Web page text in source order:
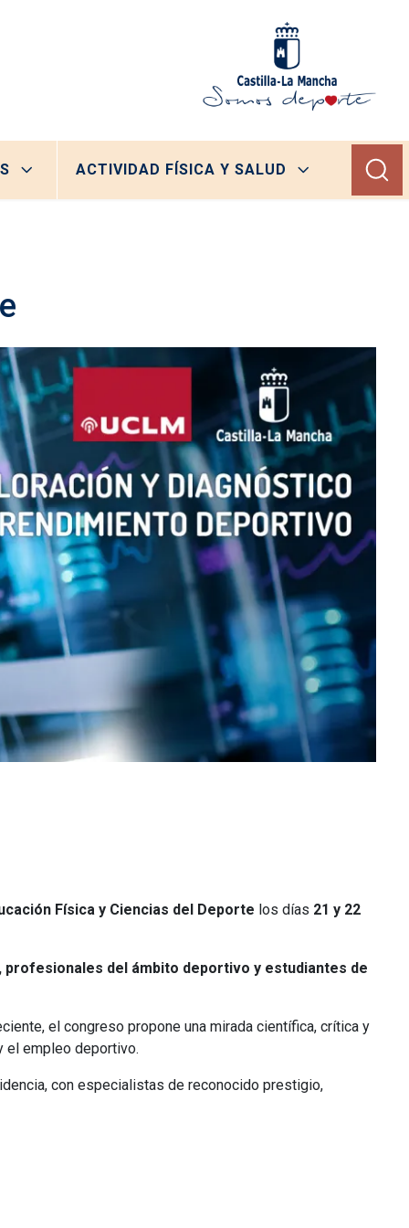
ACTIVIDAD FÍSICA Y SALUD
Física y Ciencias del Deporte los días 21 y 22
del ámbito deportivo y estudiantes de
el congreso propone una mirada científica, crítica y
el empleo deportivo.
con especialistas de reconocido prestigio,